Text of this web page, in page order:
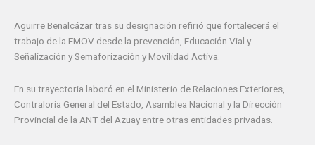
Aguirre Benalcázar tras su designación refirió que fortalecerá el
trabajo de la EMOV desde la prevención, Educación Vial y
Señalización y Semaforización y Movilidad Activa.
En su trayectoria laboró en el Ministerio de Relaciones Exteriores,
Contraloría General del Estado, Asamblea Nacional y la Dirección
Provincial de la ANT del Azuay entre otras entidades privadas.